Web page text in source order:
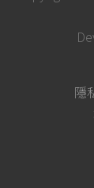
隱